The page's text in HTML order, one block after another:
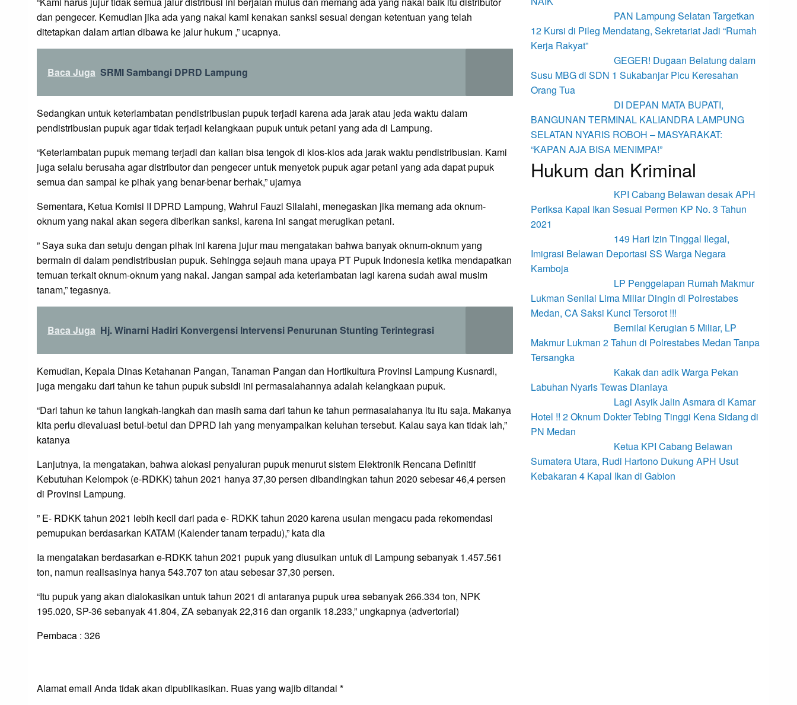
dan pengecer. Kemudian jika ada yang nakal kami kenakan sanksi sesuai dengan ketentuan yang telah
ditetapkan dalam artian dibawa ke jalur hukum ,” ucapnya.
Baca Juga SRMI Sambangi DPRD Lampung
Sedangkan untuk keterlambatan pendistribusian pupuk terjadi karena ada jarak atau jeda waktu dalam
pendistribusian pupuk agar tidak terjadi kelangkaan pupuk untuk petani yang ada di Lampung.
“Keterlambatan pupuk memang terjadi dan kalian bisa tengok di kios-kios ada jarak waktu pendistribusian. Kami
juga selalu berusaha agar distributor dan pengecer untuk menyetok pupuk agar petani yang ada dapat pupuk
semua dan sampai ke pihak yang benar-benar berhak,” ujarnya
Sementara, Ketua Komisi II DPRD Lampung, Wahrul Fauzi Silalahi, menegaskan jika memang ada oknum-
oknum yang nakal akan segera diberikan sanksi, karena ini sangat merugikan petani.
” Saya suka dan setuju dengan pihak ini karena jujur mau mengatakan bahwa banyak oknum-oknum yang
bermain di dalam pendistribusian pupuk. Sehingga sejauh mana upaya PT Pupuk Indonesia ketika mendapatkan
temuan terkait oknum-oknum yang nakal. Jangan sampai ada keterlambatan lagi karena sudah awal musim
tanam,” tegasnya.
Baca Juga Hj. Winarni Hadiri Konvergensi Intervensi Penurunan Stunting Terintegrasi
Kemudian, Kepala Dinas Ketahanan Pangan, Tanaman Pangan dan Hortikultura Provinsi Lampung Kusnardi,
juga mengaku dari tahun ke tahun pupuk subsidi ini permasalahannya adalah kelangkaan pupuk.
“Dari tahun ke tahun langkah-langkah dan masih sama dari tahun ke tahun permasalahanya itu itu saja. Makanya
kita perlu dievaluasi betul-betul dan DPRD lah yang menyampaikan keluhan tersebut. Kalau saya kan tidak lah,”
katanya
Lanjutnya, ia mengatakan, bahwa alokasi penyaluran pupuk menurut sistem Elektronik Rencana Definitif
Kebutuhan Kelompok (e-RDKK) tahun 2021 hanya 37,30 persen dibandingkan tahun 2020 sebesar 46,4 persen
di Provinsi Lampung.
” E- RDKK tahun 2021 lebih kecil dari pada e- RDKK tahun 2020 karena usulan mengacu pada rekomendasi
pemupukan berdasarkan KATAM (Kalender tanam terpadu),” kata dia
Ia mengatakan berdasarkan e-RDKK tahun 2021 pupuk yang diusulkan untuk di Lampung sebanyak 1.457.561
ton, namun realisasinya hanya 543.707 ton atau sebesar 37,30 persen.
“Itu pupuk yang akan dialokasikan untuk tahun 2021 di antaranya pupuk urea sebanyak 266.334 ton, NPK
195.020, SP-36 sebanyak 41.804, ZA sebanyak 22,316 dan organik 18.233,” ungkapnya (advertorial)
Pembaca : 326
Alamat email Anda tidak akan dipublikasikan. Ruas yang wajib ditandai *
PAN Lampung Selatan Targetkan
12 Kursi di Pileg Mendatang, Sekretariat Jadi “Rumah
Kerja Rakyat”
GEGER! Dugaan Belatung dalam
Susu MBG di SDN 1 Sukabanjar Picu Keresahan
Orang Tua
DI DEPAN MATA BUPATI,
BANGUNAN TERMINAL KALIANDRA LAMPUNG
SELATAN NYARIS ROBOH – MASYARAKAT:
“KAPAN AJA BISA MENIMPA!”
Hukum dan Kriminal
KPI Cabang Belawan desak APH
Periksa Kapal Ikan Sesuai Permen KP No. 3 Tahun
2021
149 Hari Izin Tinggal Ilegal,
Imigrasi Belawan Deportasi SS Warga Negara
Kamboja
LP Penggelapan Rumah Makmur
Lukman Senilai Lima Miliar Dingin di Polrestabes
Medan, CA Saksi Kunci Tersorot !!!
Bernilai Kerugian 5 Miliar, LP
Makmur Lukman 2 Tahun di Polrestabes Medan Tanpa
Tersangka
Kakak dan adik Warga Pekan
Labuhan Nyaris Tewas Dianiaya
Lagi Asyik Jalin Asmara di Kamar
Hotel !! 2 Oknum Dokter Tebing Tinggi Kena Sidang di
PN Medan
Ketua KPI Cabang Belawan
Sumatera Utara, Rudi Hartono Dukung APH Usut
Kebakaran 4 Kapal Ikan di Gabion